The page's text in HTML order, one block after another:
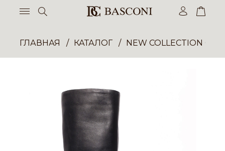
ГЛАВНАЯ КАТАЛОГ NEW COLLECTION